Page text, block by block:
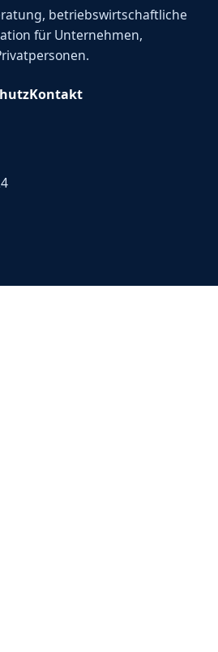
betriebswirtschaftliche
für Unternehmen,
Kontakt